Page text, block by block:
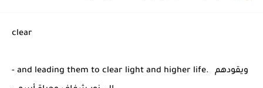
clear
- and leading them to clear light and higher life.
ويقودهم